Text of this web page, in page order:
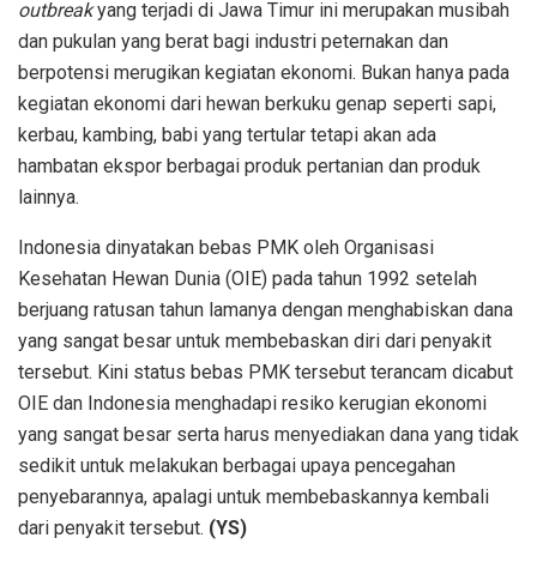
outbreakyang terjadi di Jawa Timur ini merupakan musibah
dan pukulan yang berat bagi industri peternakan dan
berpotensi merugikan kegiatan ekonomi. Bukan hanya pada
kegiatan ekonomi dari hewan berkuku genap seperti sapi,
kerbau, kambing, babi yang tertular tetapi akan ada
hambatan ekspor berbagai produk pertanian dan produk
lainnya.
Indonesia dinyatakan bebas PMK oleh Organisasi
Kesehatan Hewan Dunia (OIE) pada tahun 1992 setelah
berjuang ratusan tahun lamanya dengan menghabiskan dana
yang sangat besar untuk membebaskan diri dari penyakit
tersebut. Kini status bebas PMK tersebut terancam dicabut
OIE dan Indonesia menghadapi resiko kerugian ekonomi
yang sangat besar serta harus menyediakan dana yang tidak
sedikit untuk melakukan berbagai upaya pencegahan
penyebarannya, apalagi untuk membebaskannya kembali
dari penyakit tersebut. (YS)